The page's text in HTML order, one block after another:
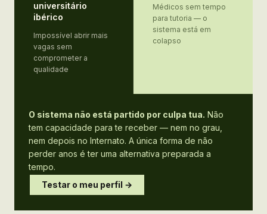
universitário
ibérico
Impossível abrir mais
vagas sem
comprometer a
qualidade
Médicos sem tempo
para tutoria — o
sistema está em
colapso
O sistema não está partido por culpa tua. Não
tem capacidade para te receber — nem no grau,
nem depois no Internato. A única forma de não
perder anos é ter uma alternativa preparada a
tempo.
Testar o meu perfil →